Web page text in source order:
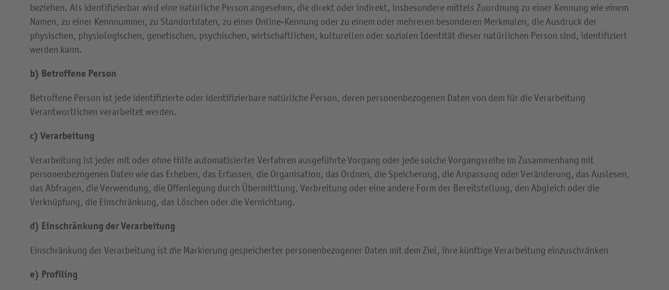
beziehen. Als identifizierbar wird eine natürliche Person angesehen, die direkt oder indirekt, insbesondere mittels Zuordnung zu einer Kennung wie einem
Namen, zu einer Kennnummer, zu Standortdaten, zu einer Online-Kennung oder zu einem oder mehreren besonderen Merkmalen, die Ausdruck der
physischen, physiologischen, genetischen, psychischen, wirtschaftlichen, kulturellen oder sozialen Identität dieser natürlichen Person sind, identifiziert
werden kann.
b) Betroffene Person
Betroffene Person ist jede identifizierte oder identifizierbare natürliche Person, deren personenbezogenen Daten von dem für die Verarbeitung
Verantwortlichen verarbeitet werden.
c) Verarbeitung
Verarbeitung ist jeder mit oder ohne Hilfe automatisierter Verfahren ausgeführte Vorgang oder jede solche Vorgangsreihe im Zusammenhang mit
personenbezogenen Daten wie das Erheben, das Erfassen, die Organisation, das Ordnen, die Speicherung, die Anpassung oder Veränderung, das Auslesen,
das Abfragen, die Verwendung, die Offenlegung durch Übermittlung, Verbreitung oder eine andere Form der Bereitstellung, den Abgleich oder die
Verknüpfung, die Einschränkung, das Löschen oder die Vernichtung.
d) Einschränkung der Verarbeitung
Einschränkung der Verarbeitung ist die Markierung gespeicherter personenbezogener Daten mit dem Ziel, ihre künftige Verarbeitung einzuschränken
e) Profiling